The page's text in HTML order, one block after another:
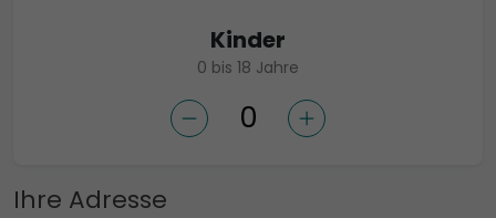
Kinder
0 bis 18 Jahre
Ihre Adresse